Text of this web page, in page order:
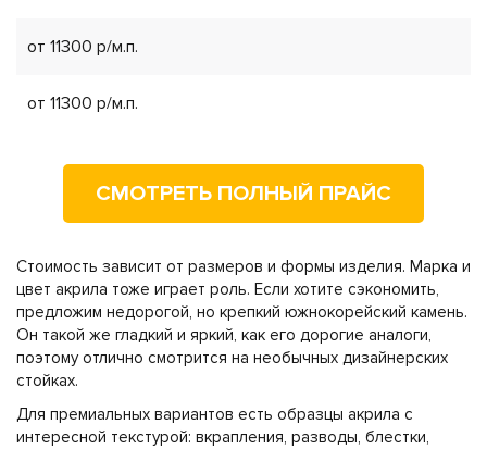
от 11300 р/м.п.
от 11300 р/м.п.
СМОТРЕТЬ ПОЛНЫЙ ПРАЙС
Стоимость зависит от размеров и формы изделия. Марка и
цвет акрила тоже играет роль. Если хотите сэкономить,
предложим недорогой, но крепкий южнокорейский камень.
Он такой же гладкий и яркий, как его дорогие аналоги,
поэтому отлично смотрится на необычных дизайнерских
стойках.
Для премиальных вариантов есть образцы акрила с
интересной текстурой: вкрапления, разводы, блестки,